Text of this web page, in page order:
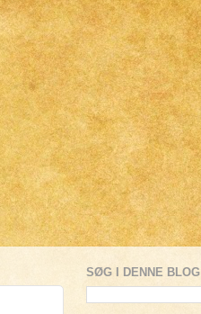
SØG I DENNE BLOG